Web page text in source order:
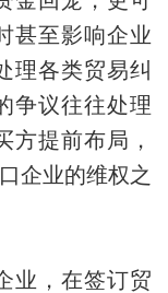
甚至影响企业
理各类贸易纠
争议往往处理
方提前布局，
企业的维权之
业，在签订贸